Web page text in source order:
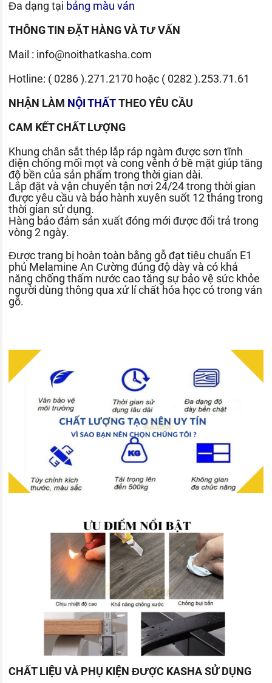
Đa dạng tại bảng màu ván
THÔNG TIN ĐẶT HÀNG VÀ TƯ VẤN
Mail : info@noithatkasha.com
Hotline: ( 0286 ).271.2170 hoặc ( 0282 ).253.71.61
NHẬN LÀM NỘI THẤTTHEO YÊU CẦU
CAM KẾT CHẤT LƯỢNG
Khung chân sắt thép lắp ráp ngàm được sơn tĩnh
điện chống mối mọt và cong vênh ở bề mặt giúp tăng
độ bền của sản phẩm trong thời gian dài.
Lắp đặt và vận chuyển tận nơi 24/24 trong thời gian
được yêu cầu và bảo hành xuyên suốt 12 tháng trong
thời gian sử dụng.
Hàng bảo đảm sản xuất đóng mới được đổi trả trong
vòng 2 ngày.
Được trang bị hoàn toàn bằng gỗ đạt tiêu chuẩn E1
phủ Melamine An Cường đúng độ dày và có khả
năng chống thấm nước cao tăng sự bảo vệ sức khỏe
người dùng thông qua xử lí chất hóa học có trong ván
gỗ.
CHẤT LIỆU VÀ PHỤ KIỆN ĐƯỢC KASHA SỬ DỤNG